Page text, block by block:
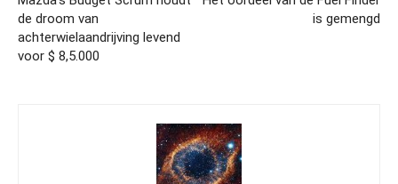
de droom van
achterwielaandrijving levend
voor $ 8,5.000
is gemengd